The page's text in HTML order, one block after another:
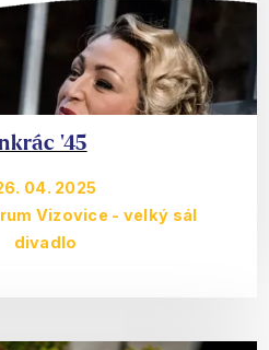
’45
04. 2025
Vizovice - velký sál
divadlo